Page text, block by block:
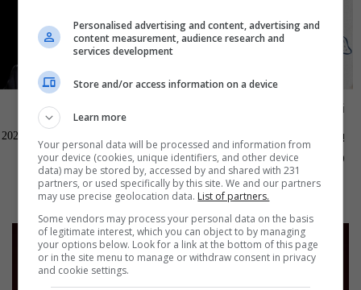
ناس وناس
الحلقة ٩٦ | الموسم 9
04:00 | 2026-08-09
العراق في دقيقة
العراق في دقيقة 08-08-2026 | 2026
13:00 | 2026-08-08
Personalised advertising and content, advertising and
content measurement, audience research and
services development
Store and/or access information on a device
Learn more
Your personal data will be processed and information from
your device (cookies, unique identifiers, and other device
data) may be stored by, accessed by and shared with 231
partners, or used specifically by this site. We and our partners
may use precise geolocation data. List of partners.
Some vendors may process your personal data on the basis
of legitimate interest, which you can object to by managing
your options below. Look for a link at the bottom of this page
or in the site menu to manage or withdraw consent in privacy
and cookie settings.